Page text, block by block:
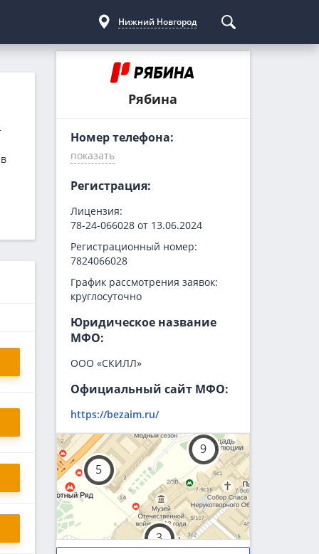
Курсы криптовалют
Курс биткоина
Кредиты для бизнеса
Погашение займов
Webbankir
Нижний Новгород
Рябина
Номер телефона:
Регистрация:
Лицензия:
78-24-066028 от 13.06.2024
Регистрационный номер:
7824066028
График рассмотрения заявок:
круглосуточно
Юридическое название
МФО:
ООО «СКИЛЛ»
Официальный сайт МФО:
https://bezaim.ru/